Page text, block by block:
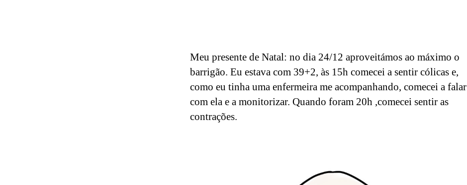
3
Meu presente de Natal: no dia 24/12 aproveitámos ao máximo o
barrigão. Eu estava com 39+2, às 15h comecei a sentir cólicas e,
como eu tinha uma enfermeira me acompanhando, comecei a falar
com ela e a monitorizar. Quando foram 20h ,comecei sentir as
contrações.